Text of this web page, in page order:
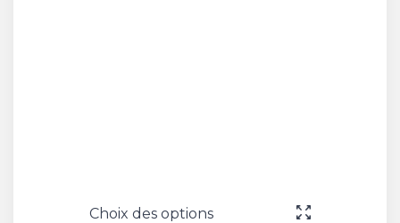
Choix des options